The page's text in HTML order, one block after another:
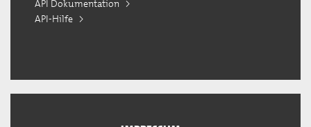
API Dokumentation
API-Hilfe